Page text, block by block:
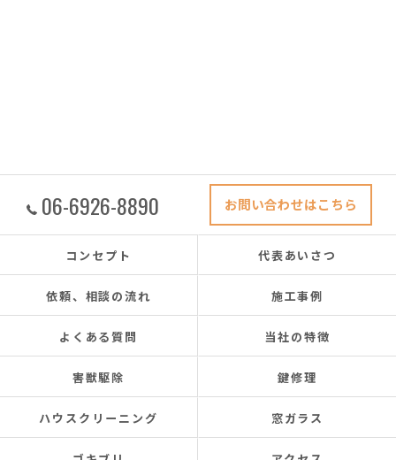
06-6926-8890 お問い合わせはこちら
コンセプト 代表あいさつ
依頼、相談の流れ 施工事例
よくある質問 当社の特徴
害獣駆除 鍵修理
ハウスクリーニング 窓ガラス